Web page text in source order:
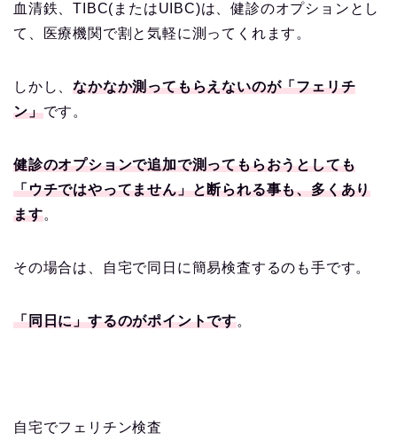
血清鉄、TIBC(またはUIBC)は、健診のオプションとし
て、医療機関で割と気軽に測ってくれます。
しかし、なかなか測ってもらえないのが「フェリチ
ン」です。
健診のオプションで追加で測ってもらおうとしても
「ウチではやってません」と断られる事も、多くあり
ます。
その場合は、自宅で同日に簡易検査するのも手です。
「同日に」するのがポイントです。
自宅でフェリチン検査